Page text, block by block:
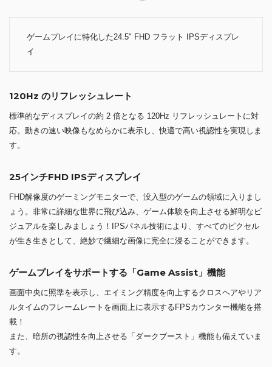
ゲームプレイに特化した24.5" FHD フラット IPSディスプレ
イ
120Hz のリフレッシュレート
標準的なディスプレイの約 2 倍となる 120Hz リフレッシュレートに対
応。動きの速い映像もなめらかに表示し、快適で高い視認性を実現しま
す。
25インチFHD IPSディスプレイ
FHD解像度のゲーミングモニターで、没入型のゲームの領域に入りまし
ょう。非常に詳細な世界に飛び込み、ゲーム体験を向上させる鮮明なビ
ジュアルを楽しみましょう！IPSパネル技術により、すべてのピクセル
が生き生きとして、絶妙で繊細な画像に完全に浸ることができます。
ゲームプレイをサポートする「Game Assist」機能
画面中央に照準を表示し、エイミング精度を向上するクロスヘアやリア
ルタイムのフレームレートを画面上に表示するFPSカウンター機能を搭
載！
また、暗所の視認性を向上させる「ダークブースト」機能も備えていま
す。